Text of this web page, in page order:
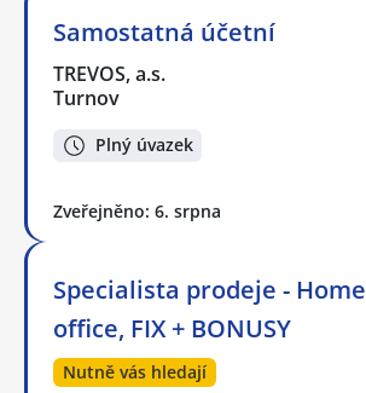
Samostatná účetní
TREVOS, a.s.
Turnov
Plný úvazek
Zveřejněno: 6. srpna
Specialista prodeje - Home
office, FIX + BONUSY
Nutně vás hledají